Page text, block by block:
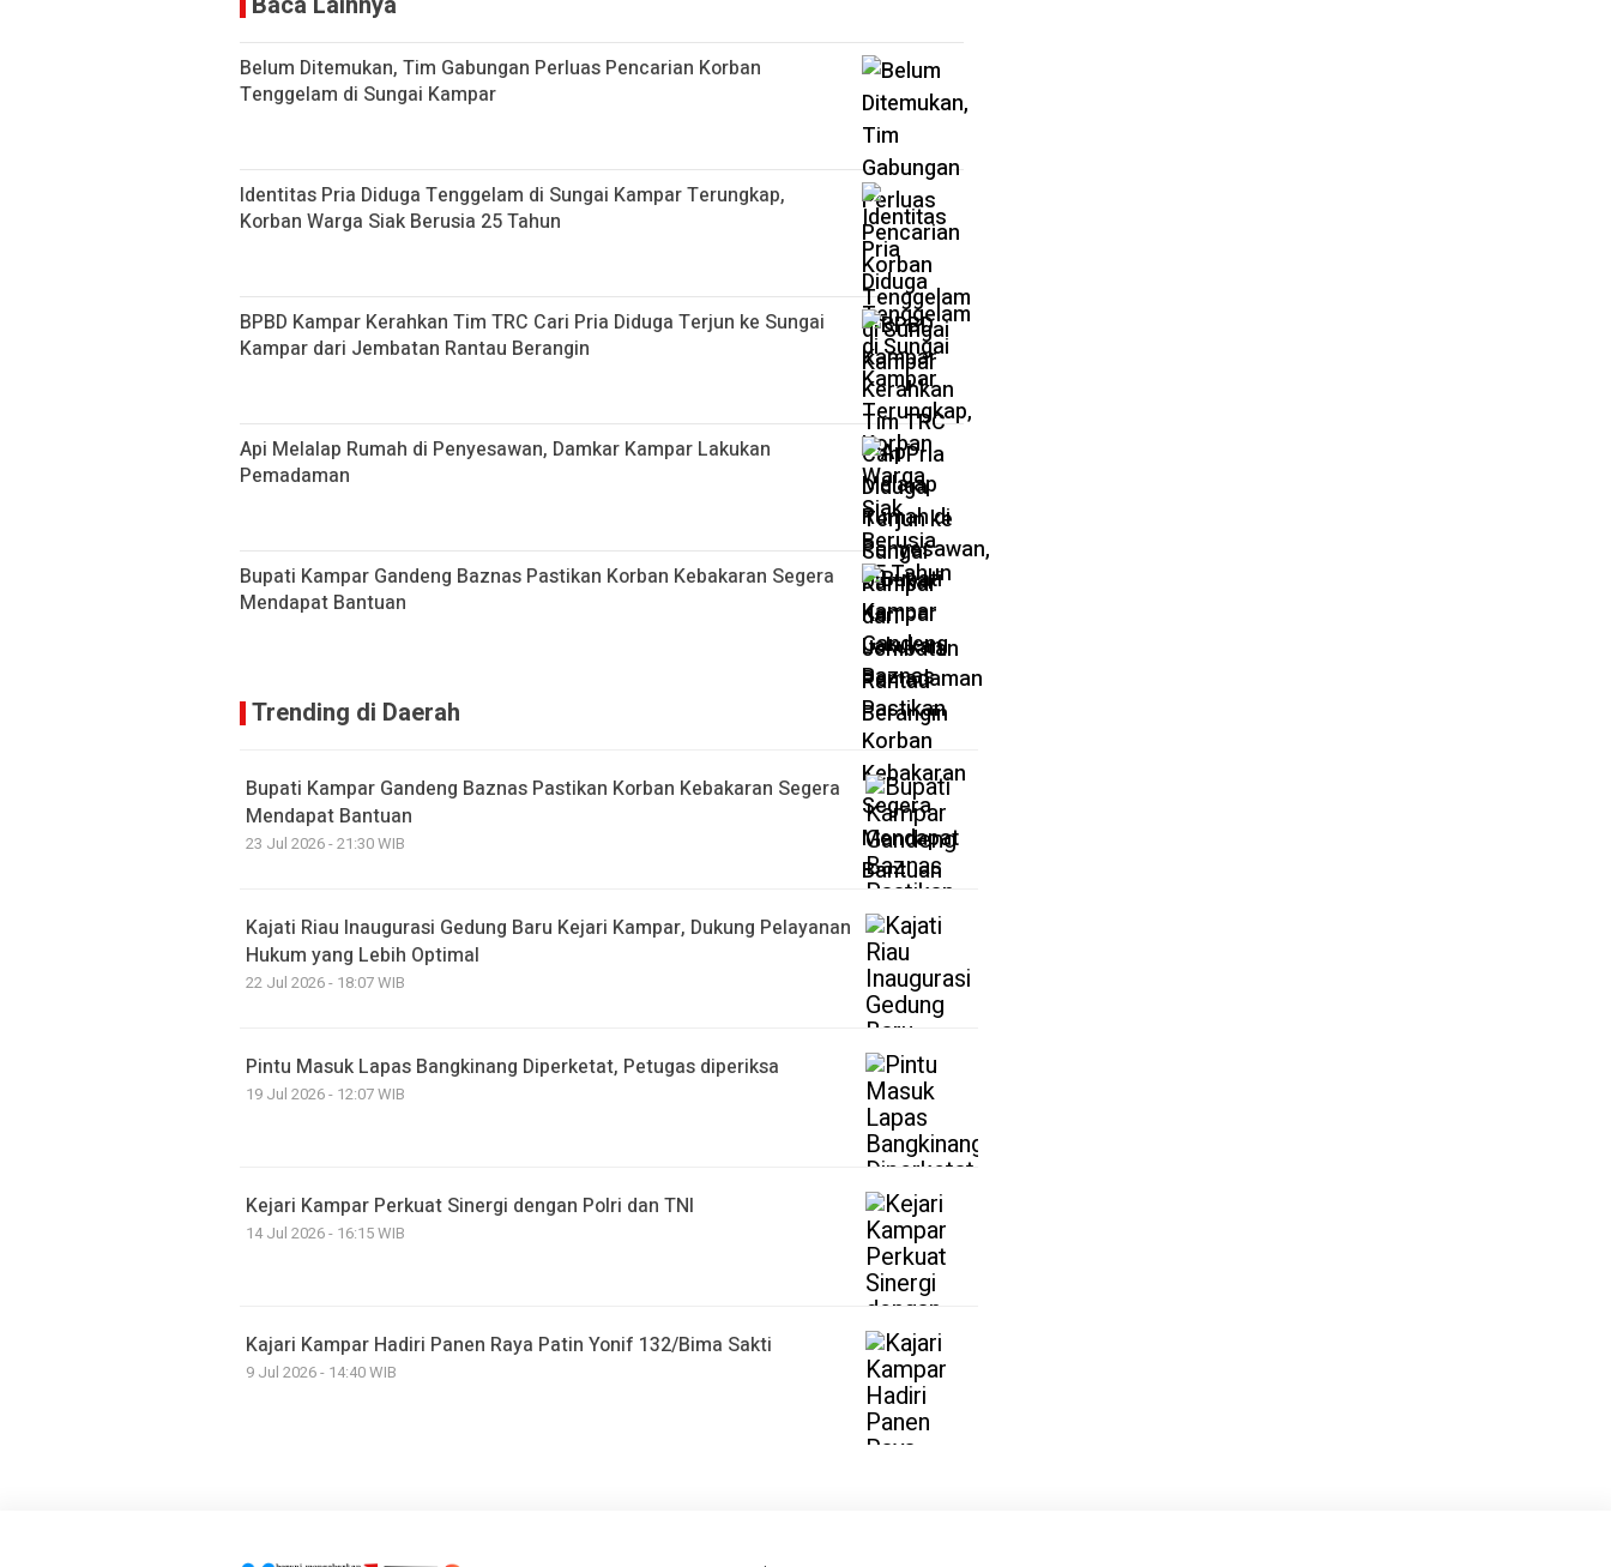
Belum Ditemukan, Tim Gabungan Perluas Pencarian Korban
Tenggelam di Sungai Kampar
Identitas Pria Diduga Tenggelam di Sungai Kampar Terungkap,
Korban Warga Siak Berusia 25 Tahun
BPBD Kampar Kerahkan Tim TRC Cari Pria Diduga Terjun ke Sungai
Kampar dari Jembatan Rantau Berangin
Api Melalap Rumah di Penyesawan, Damkar Kampar Lakukan
Pemadaman
Bupati Kampar Gandeng Baznas Pastikan Korban Kebakaran Segera
Mendapat Bantuan
Trending di Daerah
Bupati Kampar Gandeng Baznas Pastikan Korban Kebakaran Segera
Mendapat Bantuan
23 Jul 2026 - 21:30 WIB
Kajati Riau Inaugurasi Gedung Baru Kejari Kampar, Dukung Pelayanan
Hukum yang Lebih Optimal
22 Jul 2026 - 18:07 WIB
Pintu Masuk Lapas Bangkinang Diperketat, Petugas diperiksa
19 Jul 2026 - 12:07 WIB
Kejari Kampar Perkuat Sinergi dengan Polri dan TNI
14 Jul 2026 - 16:15 WIB
Kajari Kampar Hadiri Panen Raya Patin Yonif 132/Bima Sakti
9 Jul 2026 - 14:40 WIB